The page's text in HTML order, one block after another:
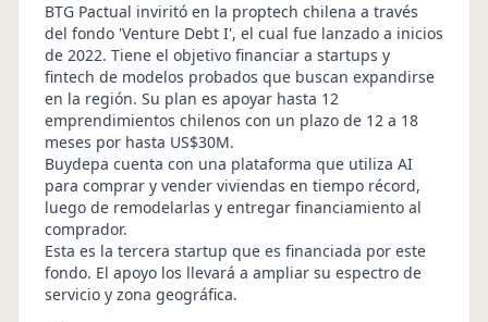
BTG Pactual inviritó en la proptech chilena a través
del fondo 'Venture Debt I', el cual fue lanzado a inicios
de 2022. Tiene el objetivo financiar a startups y
fintech de modelos probados que buscan expandirse
en la región. Su plan es apoyar hasta 12
emprendimientos chilenos con un plazo de 12 a 18
meses por hasta US$30M.
Buydepa cuenta con una plataforma que utiliza AI
para comprar y vender viviendas en tiempo récord,
luego de remodelarlas y entregar financiamiento al
comprador.
Esta es la tercera startup que es financiada por este
fondo. El apoyo los llevará a ampliar su espectro de
servicio y zona geográfica.